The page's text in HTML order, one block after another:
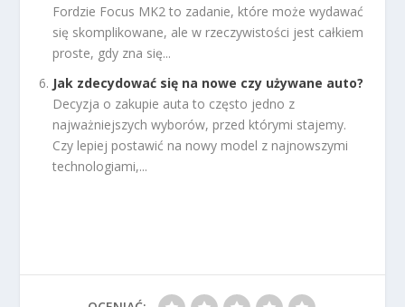
Fordzie Focus MK2 to zadanie, które może wydawać
się skomplikowane, ale w rzeczywistości jest całkiem
proste, gdy zna się...
Jak zdecydować się na nowe czy używane auto?
Decyzja o zakupie auta to często jedno z
najważniejszych wyborów, przed którymi stajemy.
Czy lepiej postawić na nowy model z najnowszymi
technologiami,...